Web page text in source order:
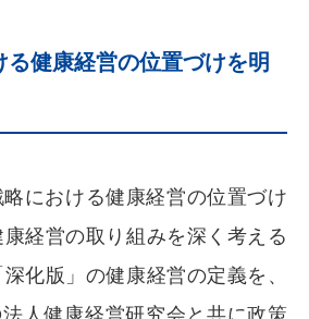
健康経営の位置づけを明
における健康経営の位置づけ
経営の取り組みを深く考える
化版」の健康経営の定義を、
人健康経営研究会と共に政策